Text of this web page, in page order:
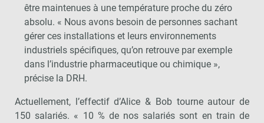
être maintenues à une température proche du zéro
absolu. « Nous avons besoin de personnes sachant
gérer ces installations et leurs environnements
industriels spécifiques, qu’on retrouve par exemple
dans l’industrie pharmaceutique ou chimique »,
précise la DRH.
Actuellement, l’effectif d’Alice & Bob tourne autour de
150 salariés. « 10 % de nos salariés sont en train de